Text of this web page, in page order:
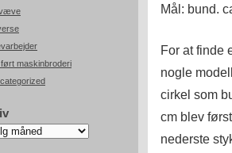
maskinbroderi
Mål: bund.
For at finde
nogle
cirkel som
cm blev
nederste